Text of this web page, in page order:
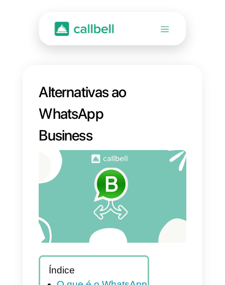
Alternativas ao
WhatsApp
Business